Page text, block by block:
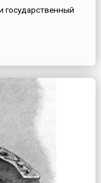
государственный